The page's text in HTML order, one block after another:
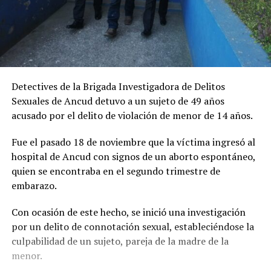
Detectives de la Brigada Investigadora de Delitos
Sexuales de Ancud detuvo a un sujeto de 49 años
acusado por el delito de violación de menor de 14 años.
Fue el pasado 18 de noviembre que la víctima ingresó al
hospital de Ancud con signos de un aborto espontáneo,
quien se encontraba en el segundo trimestre de
embarazo.
Con ocasión de este hecho, se inició una investigación
por un delito de connotación sexual, estableciéndose la
culpabilidad de un sujeto, pareja de la madre de la
menor.